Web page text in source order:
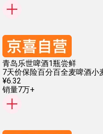
青岛乐世啤酒1瓶尝鲜
7天价保险百分百全麦啤酒小
¥6.32
销量7万+